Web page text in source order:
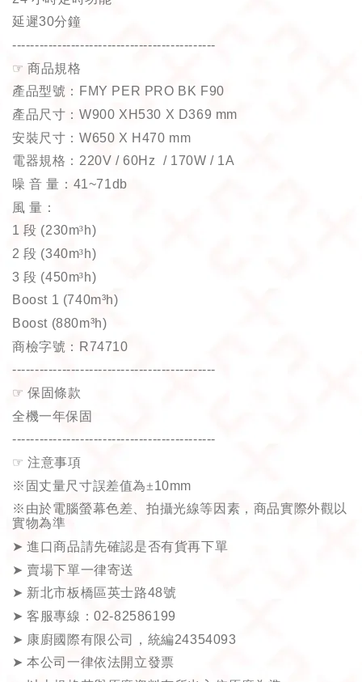
延遲30分鐘
---------------------------------------------
☞ 商品規格
產品型號： FMY PER PRO BK F90
產品尺寸： W900 XH530 X D369 mm
安裝尺寸： W650 X H470 mm
電器規格： 220V / 60Hz / 170W / 1A
噪 音 量： 41~71db
風 量：
1段 (230m³h)
2段 (340m³h)
3段 (450m³h)
Boost 1 (740m³h)
Boost (880m³h)
商檢字號： R74710
---------------------------------------------
☞ 保固條款
全機一年保固
---------------------------------------------
☞ 注意事項
※固丈量尺寸誤差值為±10mm
※由於電腦螢幕色差、拍攝光線等因素，商品實際外觀以
實物為準
➤ 進口商品請先確認是否有貨再下單
➤ 賣場下單一律寄送
➤ 新北市板橋區英士路48號
➤ 客服專線：02-82586199
➤ 康廚國際有限公司，統編24354093
➤ 本公司一律依法開立發票